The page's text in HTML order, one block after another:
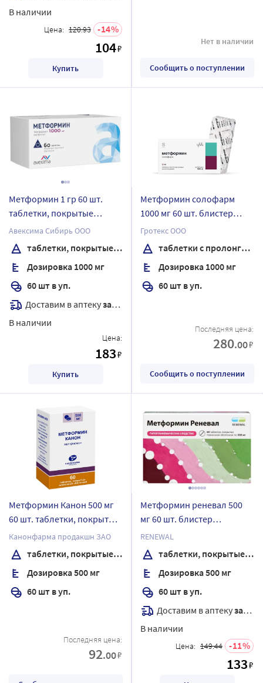
В наличии
Цена: 120.93 14
104₽
Купить
Нет в наличии
Сообщить о поступлении
Метформин 1 гр 60 шт.
таблетки, покрытые
пленочной оболочкой
Авексима Сибирь ООО
таблетки, покрытые пленочной оболочкой
Дозировка 1000 мг
60 шт в уп.
Доставим в аптекузавтра
В наличии
Цена:
183₽
Купить
Метформин солофарм
1000 мг 60 шт. блистер
таблетки с
пролонгированным
высвобождением
Гротекс ООО
таблетки с пролонгированным высвобождением
Дозировка 1000 мг
60 шт в уп.
Последняя цена:
280.00₽
Сообщить о поступлении
Метформин Канон 500 мг
60 шт. таблетки, покрытые
пленочной оболочкой
банка
Канонфарма продакшн ЗАО
таблетки, покрытые пленочной оболочкой
Дозировка 500 мг
60 шт в уп.
Последняя цена:
92.00₽
Метформин реневал 500
мг 60 шт. блистер
таблетки, покрытые
пленочной оболочкой
RENEWAL
таблетки, покрытые пленочной оболочкой
Дозировка 500 мг
60 шт в уп.
Доставим в аптекузавтра
В наличии
Цена: 149.44 11
133₽